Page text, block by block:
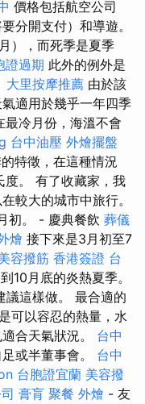
價格包括航空公司
分開支付）和導遊。
），而死季是夏季
證過期 此外的例外是
大里按摩推薦 由於該
適用於幾乎一年四季
最冷月份，海溫不會
台中油壓 外燴擺盤
特徵，在這種情況
。 有了收藏家，我
較大的城市中旅行。
初。 - 慶典餐飲 葬儀
燴 接下來是3月初至7
容撥筋 香港簽證 台
10月底的炎熱夏季。
議這樣做。 最合適的
可以容忍的熱量，水
合天氣狀況。 台中
或半董事會。 台中
台胞證宜蘭 美容撥
膏肓 聚餐 外燴 - 友